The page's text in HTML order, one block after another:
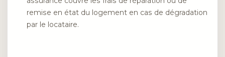
remise en état du logement en cas de dégradation
par le locataire.